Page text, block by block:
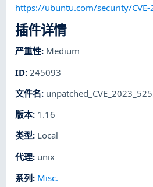
https://ubuntu.com/security/
插件详情
严重性: Medium
ID: 245093
文件名:
版本: 1.16
类型: Local
代理: unix
系列 : Misc.